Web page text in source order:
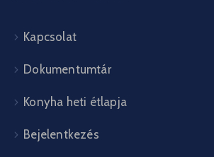
Kapcsolat
Dokumentumtár
Konyha heti étlapja
Bejelentkezés